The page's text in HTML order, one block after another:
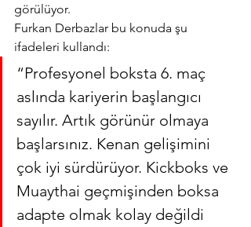
görülüyor.
Furkan Derbazlar bu konuda şu
ifadeleri kullandı:
“Profesyonel boksta 6. maç
aslında kariyerin başlangıcı
sayılır. Artık görünür olmaya
başlarsınız. Kenan gelişimini
çok iyi sürdürüyor. Kickboks ve
Muaythai geçmişinden boksa
adapte olmak kolay değildi